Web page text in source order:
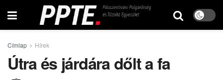
Címlap Hírek
Útra és járdára dőlt a fa